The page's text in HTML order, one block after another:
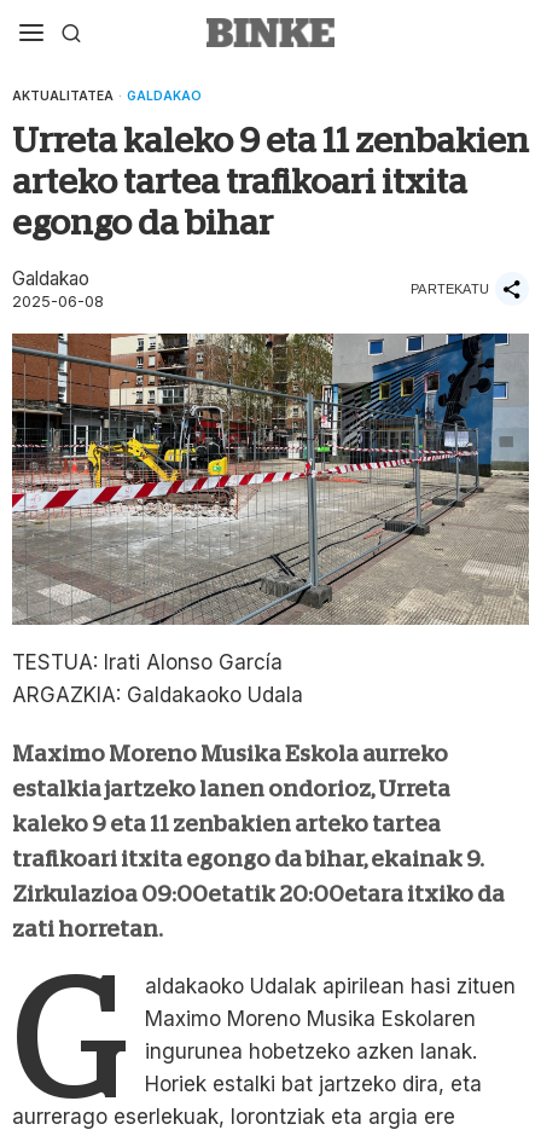
AKTUALITATEA · GALDAKAO
Urreta kaleko 9 eta 11 zenbakien
arteko tartea trafikoari itxita
egongo da bihar
Galdakao
2025-06-08
PARTEKATU
TESTUA: Irati Alonso García
ARGAZKIA: Galdakaoko Udala
Maximo Moreno Musika Eskola aurreko
estalkia jartzeko lanen ondorioz, Urreta
kaleko 9 eta 11 zenbakien arteko tartea
trafikoari itxita egongo da bihar, ekainak 9.
Zirkulazioa 09:00etatik 20:00etara itxiko da
zati horretan.
G
aldakaoko Udalak apirilean hasi zituen
Maximo Moreno Musika Eskolaren
ingurunea hobetzeko azken lanak.
Horiek estalki bat jartzeko dira, eta
aurrerago eserlekuak, lorontziak eta argia ere